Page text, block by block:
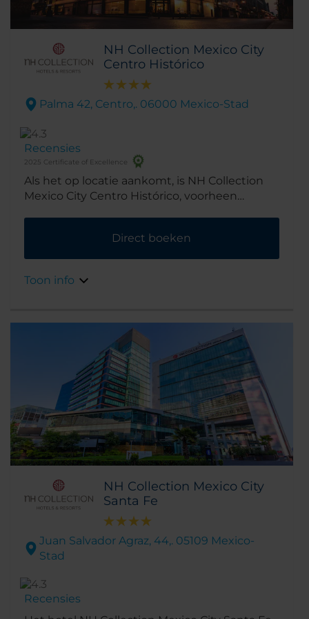
NH Collection Mexico City
Centro Histórico
Palma 42, Centro,. 06000 Mexico-Stad
Recensies
2025 Certificate of Excellence
Als het op locatie aankomt, is NH Collection
Mexico City Centro Histórico, voorheen
het historische centrum van Mexico-Stad,
slechts enkele passen verwijderd van het
Templo Mayor en het grote plein met de
Direct boeken
Toon info
NH Collection Mexico City
Santa Fe
Juan Salvador Agraz, 44,. 05109 Mexico-
Stad
Recensies